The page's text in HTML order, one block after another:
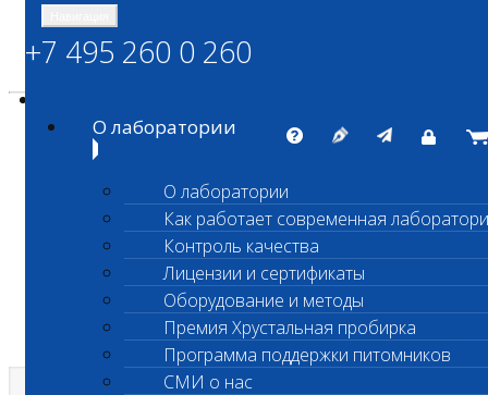
ШАНС БИО
Независимая ветеринарная лаборатория
+7 495 260 0 260
О лаборатории
О лаборатории
Как работает современная
Контроль качества
Лицензии и сертификаты
Оборудование и методы
Премия Хрустальная пробирка
Программа поддержки питомников
СМИ о нас